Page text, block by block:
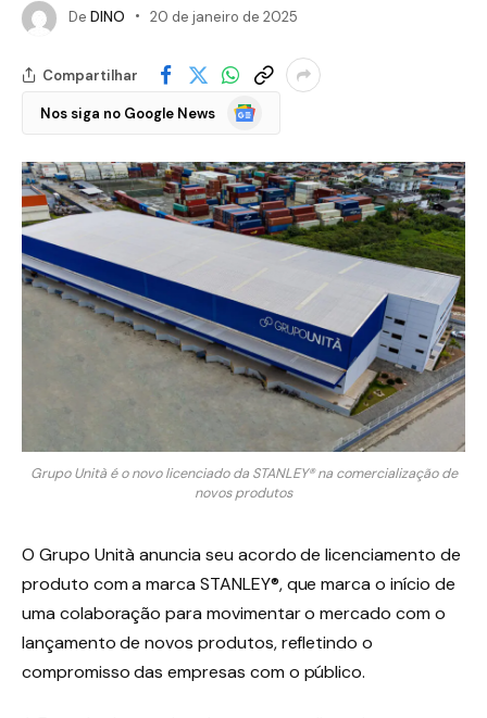
De DINO 20 de janeiro de 2025
Compartilhar
Nos siga no Google News
Google
Notícias
Grupo Unità é o novo licenciado da STANLEY® na comercialização de
novos produtos
O Grupo Unità anuncia seu acordo de licenciamento de
produto com a marca STANLEY®, que marca o início de
uma colaboração para movimentar o mercado com o
lançamento de novos produtos, refletindo o
compromisso das empresas com o público.